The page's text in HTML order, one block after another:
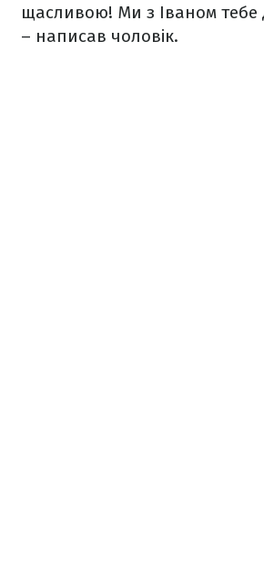
щасливою! Ми з Іваном
– написав чоловік.